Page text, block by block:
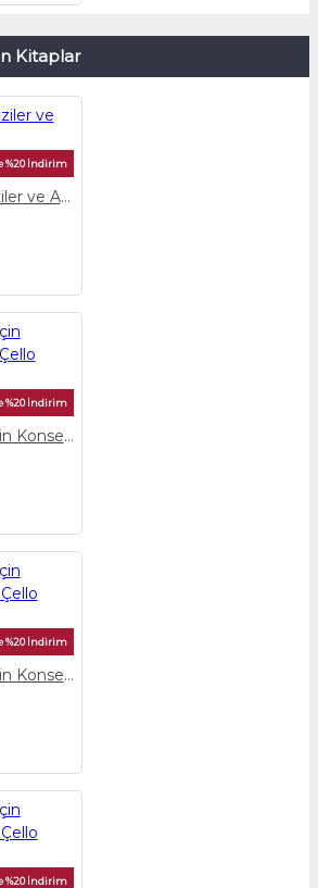
Kitaplar
%20 İndirim
Viyolonsel için Diziler ve Arpejler
%20 İndirim
Çello Orkestrası için Konser Albümü - 1.Çello Partisi
%20 İndirim
Çello Orkestrası için Konser Albümü - 2.Çello Partisi
%20 İndirim